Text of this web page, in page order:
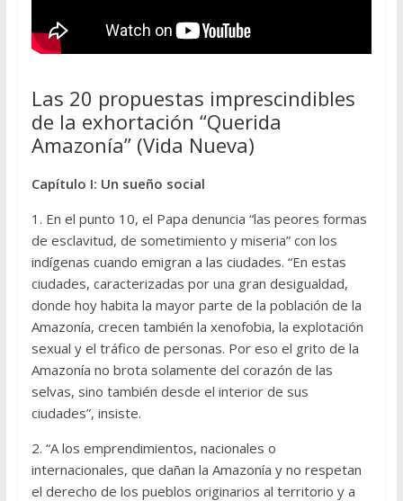
Las 20 propuestas imprescindibles
de la exhortación “Querida
Amazonía” (Vida Nueva)
Capítulo I: Un sueño social
1. En el punto 10, el Papa denuncia “las peores formas
de esclavitud, de sometimiento y miseria” con los
indígenas cuando emigran a las ciudades. “En estas
ciudades, caracterizadas por una gran desigualdad,
donde hoy habita la mayor parte de la población de la
Amazonía, crecen también la xenofobia, la explotación
sexual y el tráfico de personas. Por eso el grito de la
Amazonía no brota solamente del corazón de las
selvas, sino también desde el interior de sus
ciudades”, insiste.
2. “A los emprendimientos, nacionales o
internacionales, que dañan la Amazonía y no respetan
el derecho de los pueblos originarios al territorio y a